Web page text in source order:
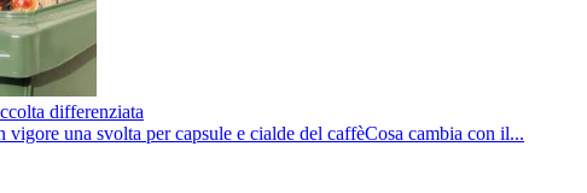
differenziata
una svolta per capsule e cialde del caffèCosa cambia con il...